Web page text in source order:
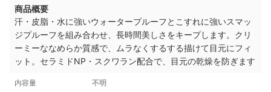
商品概要
汗・皮脂・水に強いウォータープルーフとこすれに強いスマッ
ジプルーフを組み合わせ、長時間美しさをキープします。クリ
ーミーななめらか質感で、ムラなくするする描けて目元にフィ
ット。セラミドNP・スクワラン配合で、目元の乾燥を防ぎます
内容量 不明